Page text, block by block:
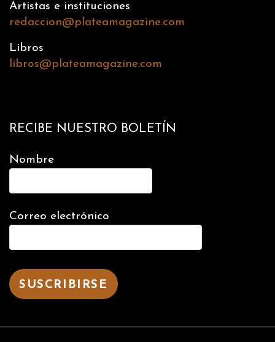
Artistas e instituciones
redaccion@plateamagazine.com
Libros
libros@plateamagazine.com
RECIBE NUESTRO BOLETÍN
Nombre
Correo electrónico